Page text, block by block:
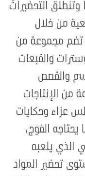
التحضيراتُ
من خلال
تضم مجموعة من
والقبعات
والقصص
من الإنتاجات
عزاء وحكايات
الفوج،
الذي يلعبه
تحضير المواد